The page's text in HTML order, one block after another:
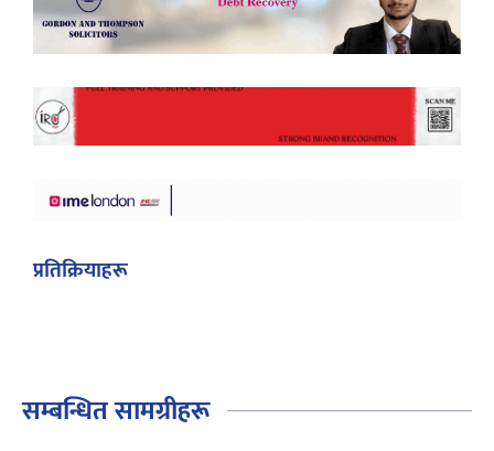
प्रतिक्रियाहरू
सम्बन्धित सामग्रीहरू